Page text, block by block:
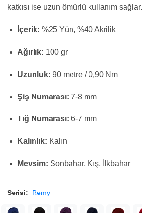
katkısı ise uzun ömürlü kullanım sağlar.
İçerik: %25 Yün, %40 Akrilik
Ağırlık: 100 gr
Uzunluk: 90 metre / 0,90 Nm
Şiş Numarası: 7-8 mm
Tığ Numarası: 6-7 mm
Kalınlık: Kalın
Mevsim: Sonbahar, Kış, İlkbahar
Serisi: Remy